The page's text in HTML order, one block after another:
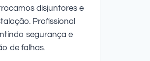
disjuntores e
Profissional
segurança e
de falhas.